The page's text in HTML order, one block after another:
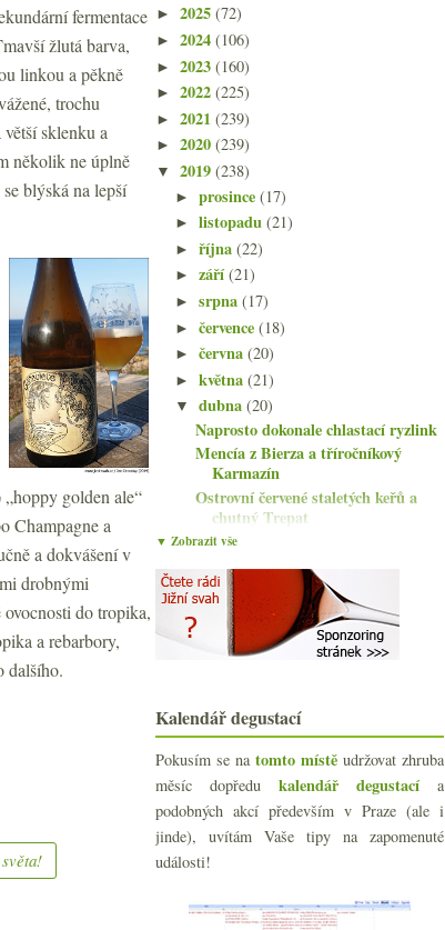
fermentace
žlutá barva,
linkou a pěkně
trochu
sklenku a
několik ne úplně
blýská na lepší
golden ale“
Champagne a
a dokvášení v
drobnými
do tropika,
a rebarbory,
dalšího.
► 2025 (72)
► 2024 (106)
► 2023 (160)
► 2022 (225)
► 2021 (239)
► 2020 (239)
▼ 2019 (238)
►prosince(17)
►listopadu(21)
►října(22)
►září(21)
►srpna(17)
►července(18)
►června(20)
►května(21)
▼dubna(20)
Naprosto dokonale chlastací ryzlink
Mencía z Bierza a tříročníkový
Karmazín
Ostrovní červené staletých keřů a
chutný Trepat
Naturální Champagne a fascinující
Bubliny v pokojové teplotě,
Champagne udržitelné, ...
Amforový cider s výhledem na moře
Za naturálnem do Dánska
Cabernet od Anakena
Krásný vyzrálý Morgon
Odprodej levných značek,
podmořské zrání, Družstvo...
Pijte Mencíu s Ultreia Saint Jacques
Třikrát německý Riesling
Šumivé naturální Xarel·lo a Pinot od
Starosvětská parádní Viura
▼ Zobrazit vše
Kalendář degustací
Pokusím se na tomto místě udržovat zhruba
měsíc dopředu kalendář degustacía
podobných akcí především v Praze (ale i
jinde), uvítám Vaše tipy na zapomenuté
události!